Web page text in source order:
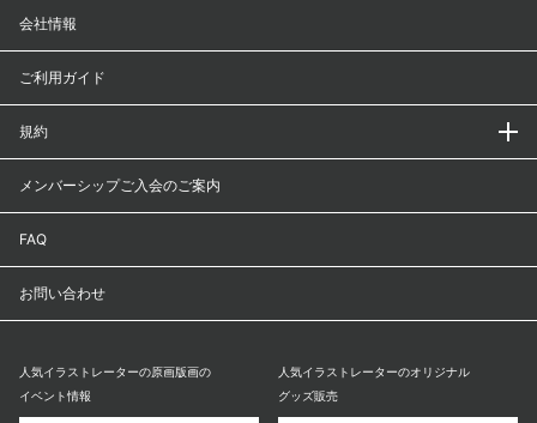
人気イラストレーターの原画版画の
イベント情報
人気イラストレーターのオリジナル
グッズ販売
会社情報
ご利用ガイド
規約
メンバーシップご入会のご案内
FAQ
お問い合わせ